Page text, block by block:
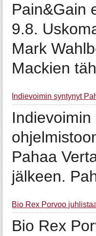
Pain&Gain
9.8.
Mark
Mackien
Indievoimin syntynyt
Pahaa
jälkeen.
Bio Rex Porvoo
Bio Rex